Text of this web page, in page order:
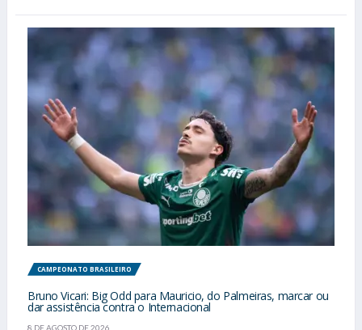
CAMPEONATO BRASILEIRO
Bruno Vicari: Big Odd para Mauricio, do Palmeiras, marcar ou
dar assistência contra o Internacional
8 DE AGOSTO DE 2026